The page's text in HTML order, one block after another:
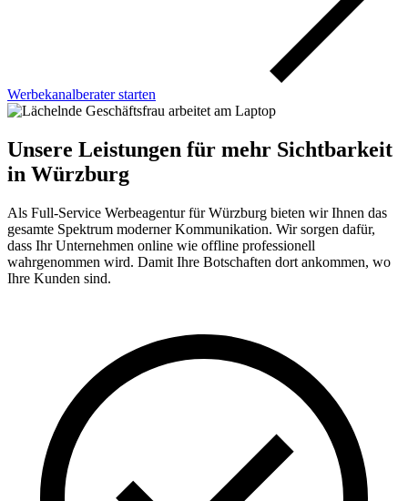
Werbekanalberater starten
Unsere Leistungen für mehr Sichtbarkeit
in Würzburg
Als Full-Service Werbeagentur für Würzburg bieten wir Ihnen das
gesamte Spektrum moderner Kommunikation. Wir sorgen dafür,
dass Ihr Unternehmen online wie offline professionell
wahrgenommen wird. Damit Ihre Botschaften dort ankommen, wo
Ihre Kunden sind.